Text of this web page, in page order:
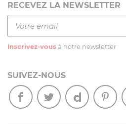
RECEVEZ LA NEWSLETTER
Inscrivez-vous à notre newsletter
SUIVEZ-NOUS